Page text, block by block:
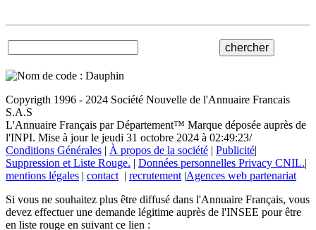
Copyrigth 1996 - 2024 Société Nouvelle de l'Annuaire Francais
S.A.S
L'Annuaire Français par Département™ Marque déposée auprès de
l'INPI. Mise à jour le jeudi 31 octobre 2024 à 02:49:23/
Conditions Générales | À propos de la société | Publicité|
Suppression et Liste Rouge. | Données personnelles Privacy CNIL.|
mentions légales | contact | recrutement |Agences web partenariat
Si vous ne souhaitez plus être diffusé dans l'Annuaire Français, vous
devez effectuer une demande légitime auprès de l'INSEE pour être
en liste rouge en suivant ce lien :